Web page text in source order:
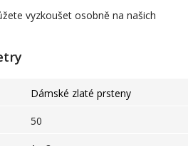
vyzkoušet osobně na našich
Dámské zlaté prsteny
50